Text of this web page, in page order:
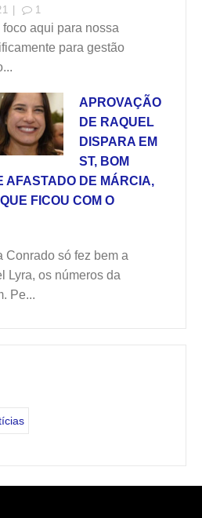
| 1
aqui para nossa
para gestão
APROVAÇÃO
DE RAQUEL
DISPARA EM
ST, BOM
AFASTADO DE MÁRCIA,
FICOU COM O
Conrado só fez bem a
Lyra, os números da
Pe...